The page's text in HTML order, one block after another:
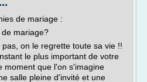
de mariage :
mariage?
on le regrette toute sa vie !!
le plus important de votre
moment que l'on s'imagine
salle pleine d'invité et une